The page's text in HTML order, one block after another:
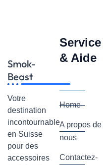
Smok-
Beast
Votre
destination
incontournable
en Suisse
pour des
accessoires
Service
& Aide
Home
A propos de
nous
Contactez-